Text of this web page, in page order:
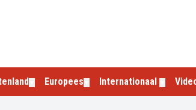
Europees Internationaal